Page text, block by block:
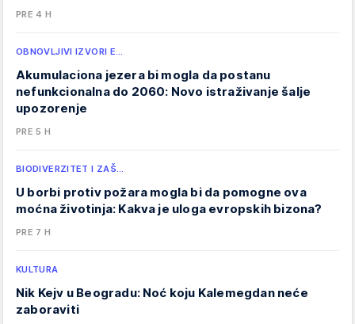
PRE 4 H
OBNOVLJIVI IZVORI E…
Akumulaciona jezera bi mogla da postanu
nefunkcionalna do 2060: Novo istraživanje šalje
upozorenje
PRE 5 H
BIODIVERZITET I ZAŠ…
U borbi protiv požara mogla bi da pomogne ova
moćna životinja: Kakva je uloga evropskih bizona?
PRE 7 H
KULTURA
Nik Kejv u Beogradu: Noć koju Kalemegdan neće
zaboraviti